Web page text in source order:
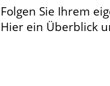
Folgen Sie Ihrem
Hier ein Überblick